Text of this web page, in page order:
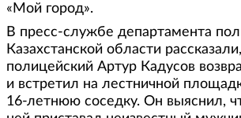
«Мой город».
В пресс-службе департамента
Казахстанской области
полицейский Артур Кадусов
и встретил на лестничной
16-летнюю соседку. Он выяснил,